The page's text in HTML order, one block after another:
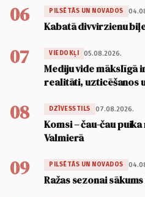
06 PILSĒTĀS UN NOVADOS
Kabatā divvirzienu
07 VIEDOKĻI 05.08.2026.
Mediju vide mākslīgā
realitāti, uzticēšanos
08 DZĪVESSTILS 07.08.2026.
Komsi – čau-čau
Valmierā
09 PILSĒTĀS UN NOVADOS
Ražas sezonai